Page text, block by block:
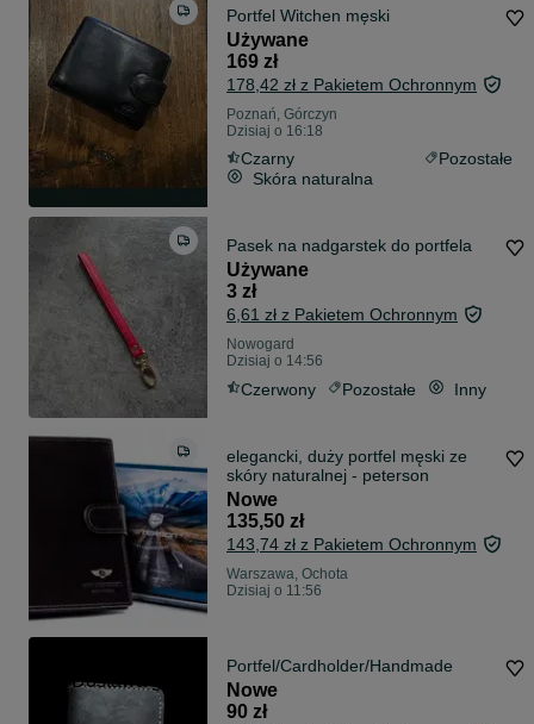
Portfel Witchen męski
Używane
169 zł
178,42 zł z Pakietem Ochronnym
Poznań, Górczyn
Dzisiaj o 16:18
Czarny
Pozostałe
Skóra naturalna
Pasek na nadgarstek do portfela
Używane
3 zł
6,61 zł z Pakietem Ochronnym
Nowogard
Dzisiaj o 14:56
Czerwony Pozostałe Inny
elegancki, duży portfel męski ze
skóry naturalnej - peterson
Nowe
135,50 zł
143,74 zł z Pakietem Ochronnym
Warszawa, Ochota
Dzisiaj o 11:56
Dostawa gratis
Portfel/Cardholder/Handmade
Nowe
90 zł